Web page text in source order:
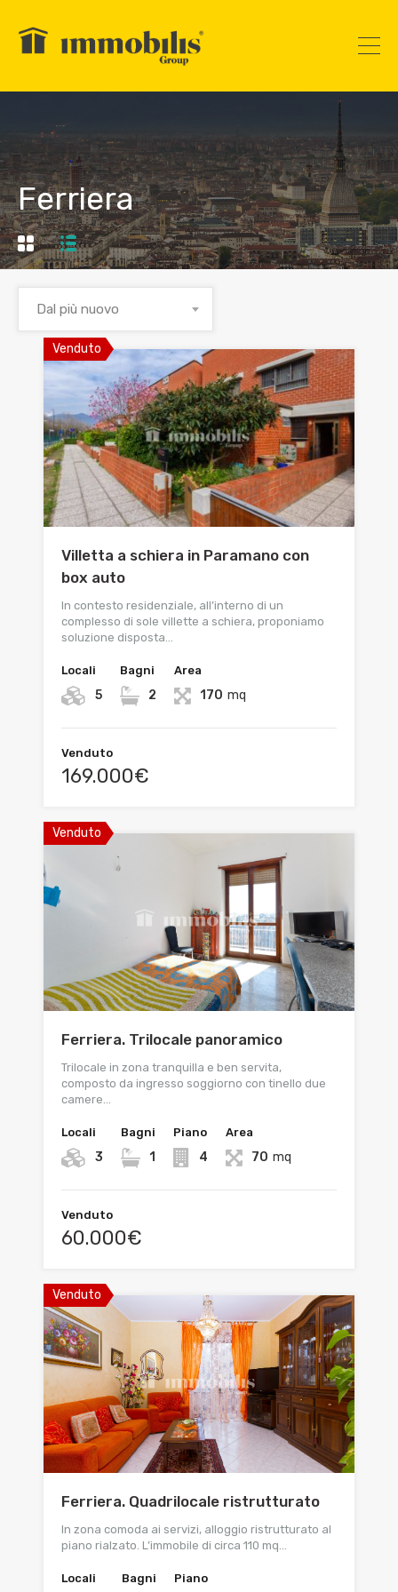
Ferriera
Dal più nuovo
Venduto
Villetta a schiera in Paramano con
box auto
In contesto residenziale, all’interno di un
complesso di sole villette a schiera, proponiamo
soluzione disposta…
Locali
5
Bagni
2
Area
170 mq
Venduto
169.000€
Venduto
Ferriera. Trilocale panoramico
Trilocale in zona tranquilla e ben servita,
composto da ingresso soggiorno con tinello due
camere…
Locali
3
Bagni
1
Piano
4
Area
70 mq
Venduto
60.000€
Venduto
Ferriera. Quadrilocale ristrutturato
In zona comoda ai servizi, alloggio ristrutturato al
piano rialzato. L’immobile di circa 110 mq…
Locali Bagni Piano